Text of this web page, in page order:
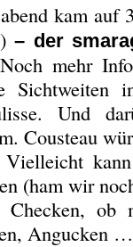
kam auf
– der
mehr
Sichtweiten
Und
Cousteau
(ham wir
Checken, ob
Angucken …